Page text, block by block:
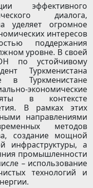
эффективного
диалога,
уделяет огромное
интересов
поддержания
уровне. В своей
по устойчивому
Туркменистана
в Туркменистане
экономические
в контексте
В рамках этих
направлениями
методов
создание мощной
инфраструктуры, а
промышленности
– использование
технологий и